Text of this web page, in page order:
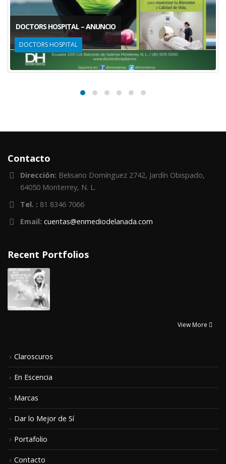
DOCTORS HOSPITAL – ANUNCIO
DOCTORS HOSPITAL
Contacto
Dirección: Belisario Domínguez 2742, Jardín Obispado,
64050 Monterrey, N. L.
Tel. : 81 8346 7066
Email: cuentas@enmediodelanada.com
Recent Portfolios
View More
Claroscuros
En Escencia
Marcas
Dar lo Mejor de Sí
Portafolio
Contacto